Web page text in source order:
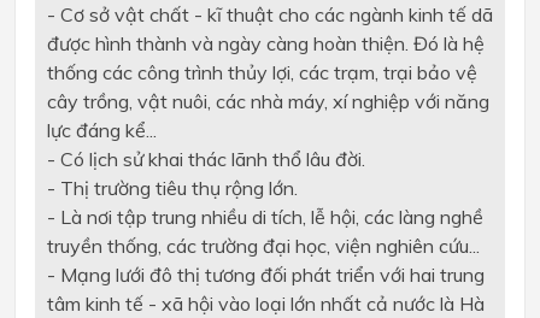
- Cơ sở vật chất - kĩ thuật cho các ngành kinh tế dã
được hình thành và ngày càng hoàn thiện. Đó là hệ
thống các công trình thủy lợi, các trạm, trại bảo vệ
cây trồng, vật nuôi, các nhà máy, xí nghiệp với năng
lực đáng kể
- Có lịch sử khai thác lãnh thổ lâu đời.
- Thị trường tiêu thụ rộng lớn
- Là nơi tập trung nhiều di tích, lễ hội, các làng nghề
truyền thống, các trường đại học, viện nghiên cứu...
- Mạng lưới đô thị tương đối phát triển với hai trung
tâm kinh tế - xã hội vào loại lớn nhất cả nước là Hà